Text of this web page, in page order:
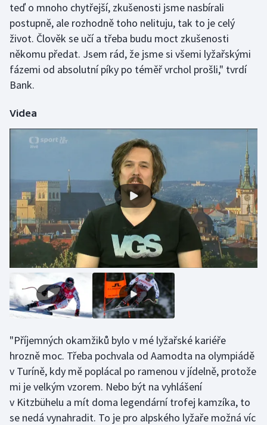
Parasport
Plavání
Plážový volejbal
Rychlobruslení
Short track
Sportovní střelba
Stolní tenis
Triatlon
Veslování
Volejbal
Ostatní
teď o mnoho chytřejší, zkušenosti jsme nasbírali
postupně, ale rozhodně toho nelituju, tak to je celý
život. Člověk se učí a třeba budu moct zkušenosti
někomu předat. Jsem rád, že jsme si všemi lyžařskými
fázemi od absolutní píky po téměř vrchol prošli," tvrdí
Bank.
Videa
"Příjemných okamžiků bylo v mé lyžařské kariéře
hrozně moc. Třeba pochvala od Aamodta na olympiádě
v Turíně, kdy mě poplácal po ramenou v jídelně, protože
mi je velkým vzorem. Nebo být na vyhlášení
v Kitzbühelu a mít doma legendární trofej kamzíka, to
se nedá vynahradit. To je pro alpského lyžaře možná víc